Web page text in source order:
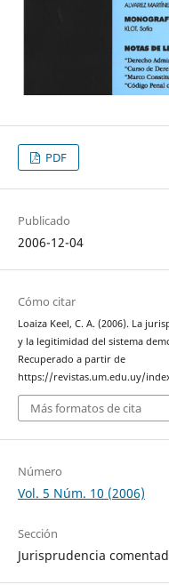
PDF
Publicado
2006-12-04
Cómo citar
Loaiza Keel, C. A. (2006). La
y la legitimidad del sistema
Recuperado a partir de
https://revistas.um.edu.uy/
Más formatos de cita
Número
Vol. 5 Núm. 10 (2006)
Sección
Jurisprudencia